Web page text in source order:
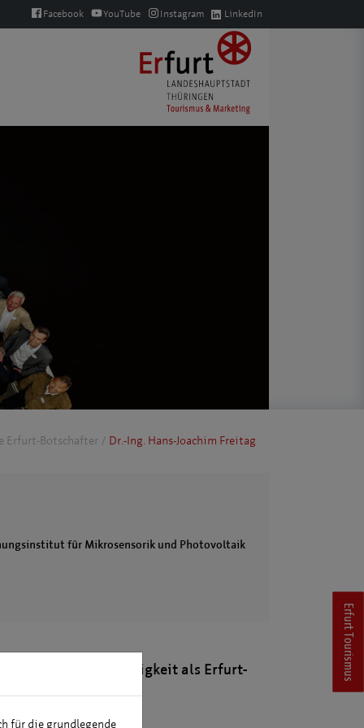
Facebook YouTube Instagram LinkedIn
Erfurt-Botschafter Dr.-Ing. Hans-Joachim Freitag
für Mikrosensorik und Photovoltaik
Netzwerke & Tätigkeit als Erfurt-
Erfurt Tourismus
für die grundlegende